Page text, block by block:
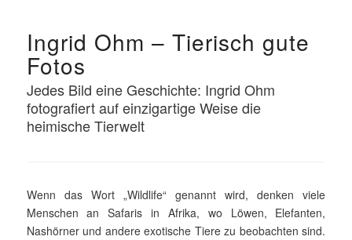
Ingrid Ohm – Tierisch gute
Fotos
Jedes Bild eine Geschichte: Ingrid Ohm
fotografiert auf einzigartige Weise die
heimische Tierwelt
Wenn das Wort „Wildlife“ genannt wird, denken viele
Menschen an Safaris in Afrika, wo Löwen, Elefanten,
Nashörner und andere exotische Tiere zu beobachten sind.